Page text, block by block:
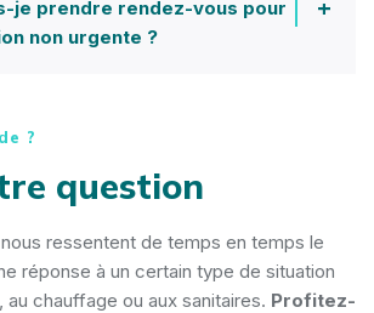
je prendre rendez-vous pour
non urgente ?
?
question
ressentent de temps en temps le
réponse à un certain type de situation
au chauffage ou aux sanitaires. Profitez-